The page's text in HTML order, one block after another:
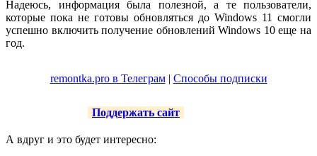
Надеюсь, информация была полезной, а те пользователи,
которые пока не готовы обновляться до Windows 11 смогли
успешно включить получение обновлений Windows 10 еще на
год.
remontka.pro в Телеграм| Способы подписки
Поддержать сайт
А вдруг и это будет интересно: